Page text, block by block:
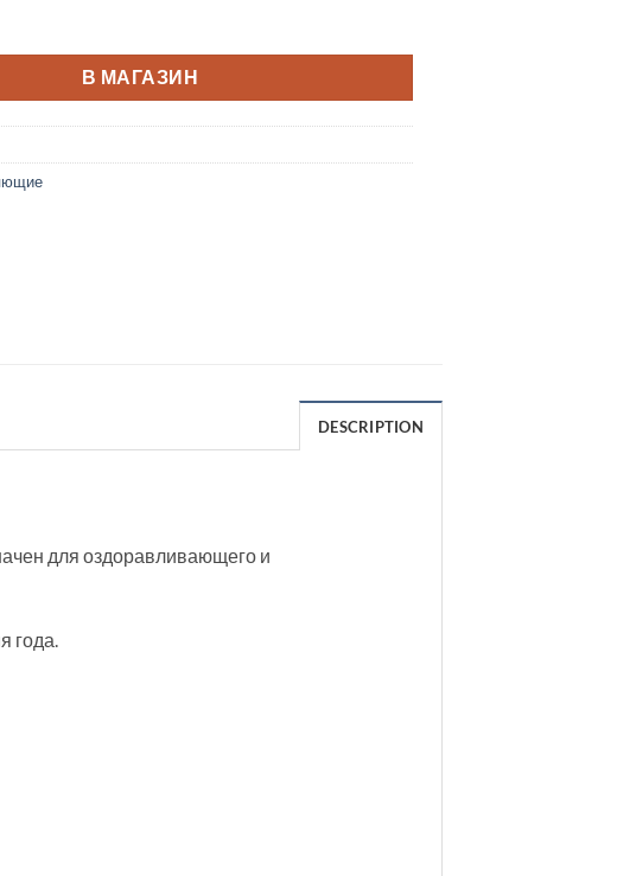
В МАГАЗИН
DESCRIPTION
для оздоравливающего и
года.